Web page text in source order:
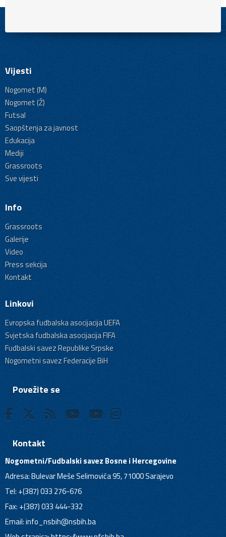
Vijesti
Nogomet (M)
Nogomet (Ž)
Futsal
Saopštenja za javnost
Edukacija
Mediji
Grassroots
Sve vijesti
Info
Grassroots
Galerije
Video
Press sekcija
Kontakt
Linkovi
Evropska fudbalska asocijacija UEFA
Svjetska fudbalska asocijacija FIFA
Fudbalski savez Republike Srpske
Nogometni savez Federacije BiH
Povežite se
Kontakt
Nogometni/Fudbalski savez Bosne i Hercegovine
Adresa: Bulevar Meše Selimovića 95, 71000 Sarajevo
Tel: +(387) 033 276-676
Fax: +(387) 033 444-332
Email:info_nsbih@nsbih.ba